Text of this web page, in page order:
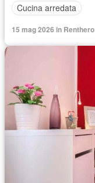
Cucina arredata
15 mag 2026 in Renthero